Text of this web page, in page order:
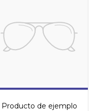
Producto de ejemplo